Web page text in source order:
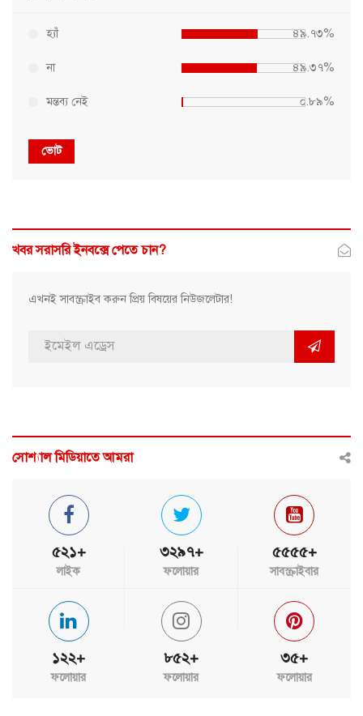
হ্যাঁ ৪৯.৭৩%
না ৪৯.৩৭%
মন্তব্য নেই ০.৮৯%
ভোট
খবর সরাসরি ইনবক্সে পেতে চান?
এখনই সাবস্ক্রাইব করুন প্রিয় বিষয়ের নিউজলেটার!
সোশ্যাল মিডিয়াতে আমরা
৫২১+
লাইক
৩২৯৭+
ফলোয়ার
৫৫৫৫+
সাবস্ক্রাইবার
১২২+
ফলোয়ার
৮৫২+
ফলোয়ার
৩৫+
ফলোয়ার